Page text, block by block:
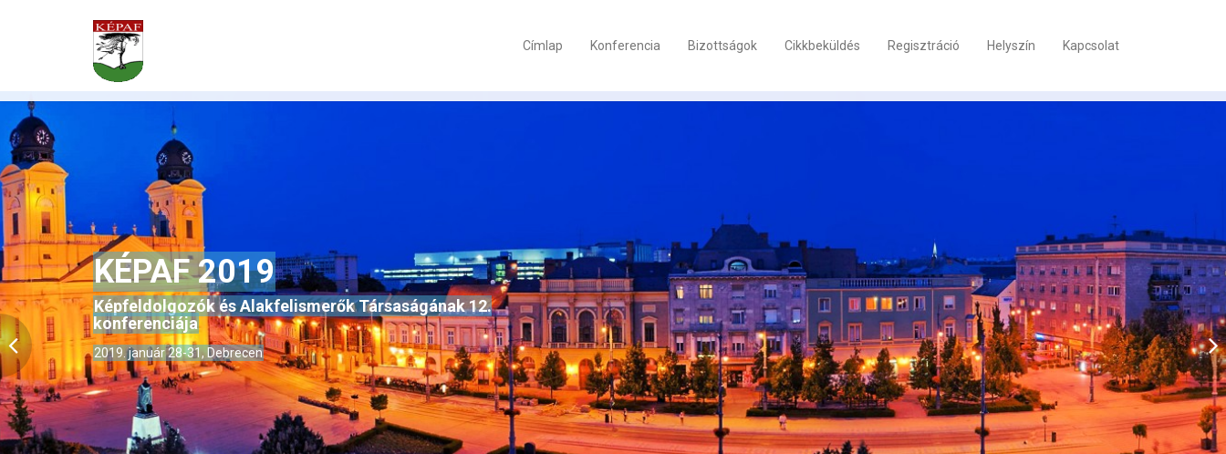
Címlap Konferencia Bizottságok Cikkbeküldés Regisztráció Helyszín Kapcsolat
KÉPAF 2019
Képfeldolgozók és Alakfelismerők Társaságának 12.
konferenciája
2019. január 28-31, Debrecen